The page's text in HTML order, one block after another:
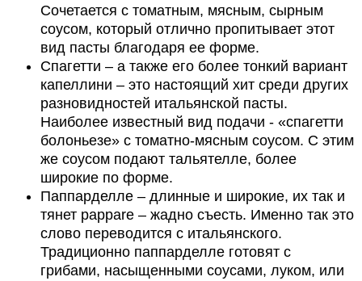
Сочетается с томатным, мясным, сырным
соусом, который отлично пропитывает этот
вид пасты благодаря ее форме.
Спагетти – а также его более тонкий вариант
капеллини – это настоящий хит среди других
разновидностей итальянской пасты.
Наиболее известный вид подачи - «спагетти
болоньезе» с томатно-мясным соусом. С этим
же соусом подают тальятелле, более
широкие по форме.
Паппарделле – длинные и широкие, их так и
тянет pappare – жадно съесть. Именно так это
слово переводится с итальянского.
Традиционно паппарделле готовят с
грибами, насыщенными соусами, луком, или